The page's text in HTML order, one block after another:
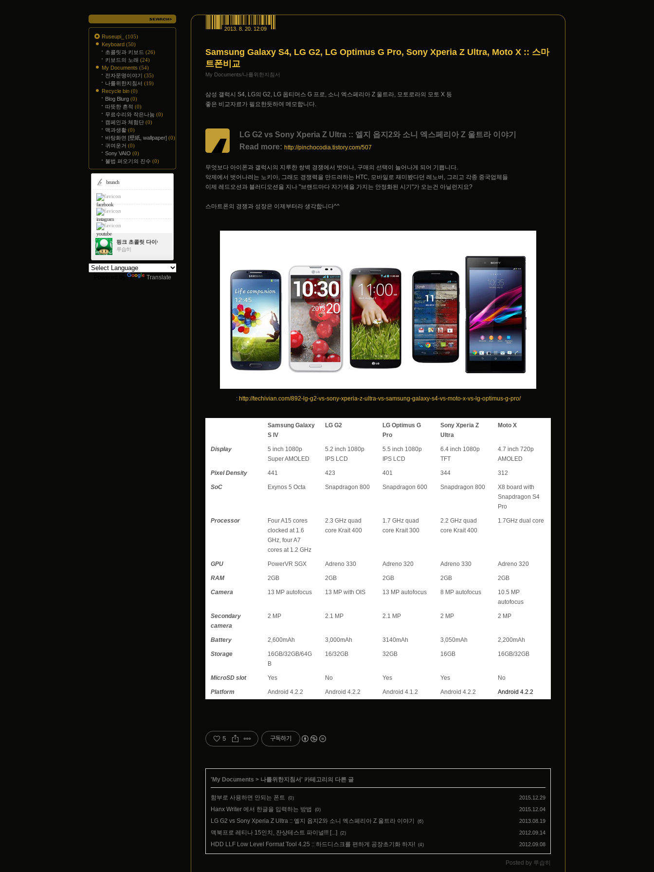
2013. 8. 20. 12:09
Samsung Galaxy S4, LG G2, LG Optimus G Pro, Sony Xperia Z Ultra, Moto X :: 스마
트폰비교
My Documents/나를위한지침서
삼성 갤럭시 S4, LG의 G2, LG 옵티머스 G 프로, 소니 엑스페리아 Z 울트라, 모토로라의 모토 X 등
좋은 비교자료가 필요한듯하여 메모합니다.
LG G2 vs Sony Xperia Z Ultra :: 엘지 옵지2와 소니 엑스페리아 Z 울트라 이야기
Read more: http://pinchocodia.tistory.com/507
무엇보다 아이폰과 갤럭시의 지루한 쌍벽 경쟁에서 벗어나, 구매의 선택이 늘어나게 되어 기쁩니다.
악제에서 벗어나려는 노키아, 그래도 경쟁력을 만드려하는 HTC, 모바일로 재미봤다던 레노버, 그리고 각종 중국업체들
이제 레드오션과 블러디오션을 지나 "브랜드마다 자기색을 가지는 안정화된 시기"가 오는건 아닐런지요?
스마트폰의 경쟁과 성장은 이제부터라 생각합니다^^
: http://techivian.com/892-lg-g2-vs-sony-xperia-z-ultra-vs-samsung-galaxy-s4-vs-moto-x-vs-lg-optimus-g-pro/
Samsung Galaxy
S IV
LG G2
LG Optimus G
Pro
Sony Xperia Z
Ultra
Moto X
Display
5 inch 1080p
Super AMOLED
5.2 inch 1080p
IPS LCD
5.5 inch 1080p
IPS LCD
6.4 inch 1080p
TFT
4.7 inch 720p
AMOLED
Pixel Density 441 423 401 344 312
SoC Exynos 5 Octa Snapdragon 800 Snapdragon 600 Snapdragon 800
X8 board with
Snapdragon S4
Pro
Processor
Four A15 cores
clocked at 1.6
GHz, four A7
cores at 1.2 GHz
2.3 GHz quad
core Krait 400
1.7 GHz quad
core Krait 300
2.2 GHz quad
core Krait 400
1.7GHz dual core
GPU PowerVR SGX Adreno 330 Adreno 320 Adreno 330 Adreno 320
RAM 2GB 2GB 2GB 2GB 2GB
Camera 13 MP autofocus 13 MP with OIS 13 MP autofocus 8 MP autofocus
10.5 MP
autofocus
Secondary
camera
2 MP 2.1 MP 2.1 MP 2 MP 2 MP
Battery 2,600mAh 3,000mAh 3140mAh 3,050mAh 2,200mAh
Storage
16GB/32GB/64G
B
16/32GB 32GB 16GB 16GB/32GB
MicroSD slot Yes No Yes Yes No
Platform Android 4.2.2 Android 4.2.2 Android 4.1.2 Android 4.2.2 Android 4.2.2
5 구독하기
' My Documents > 나를위한지침서' 카테고리의 다른 글
함부로 사용하면 안되는 폰트 (0) 2015.12.29
Hanx Writer 에서 한글을 입력하는 방법 (0) 2015.12.04
LG G2 vs Sony Xperia Z Ultra :: 엘지 옵지2와 소니 엑스페리아 Z 울트라 이야기 (6) 2013.08.19
맥북프로 레티나 15인치, 잔상테스트 파이널!!! [...] (2) 2012.09.14
HDD LLF Low Level Format Tool 4.25 :: 하드디스크를 편하게 공장초기화 하자! (4) 2012.09.08
Posted by 루습히
Ruseupi_ (105)
Keyboard (50)
초콜릿과 키보드 (26)
키보드의 노래 (24)
My Documents (54)
전자문명이야기 (35)
나를위한지침서 (19)
Recycle bin (0)
Blog Blurg (0)
따뜻한 흔적 (0)
무료수리와 작은나눔 (0)
캠페인과 체험단 (0)
맥과생활 (0)
바탕화면 [壁紙, wallpaper] (0)
귀여운거 (0)
Sony VAIO (0)
불법 퍼오기의 진수 (0)
brunch
facebook
instagram
youtube
핑크 초콜릿 다이아몬드
루습히
Translate